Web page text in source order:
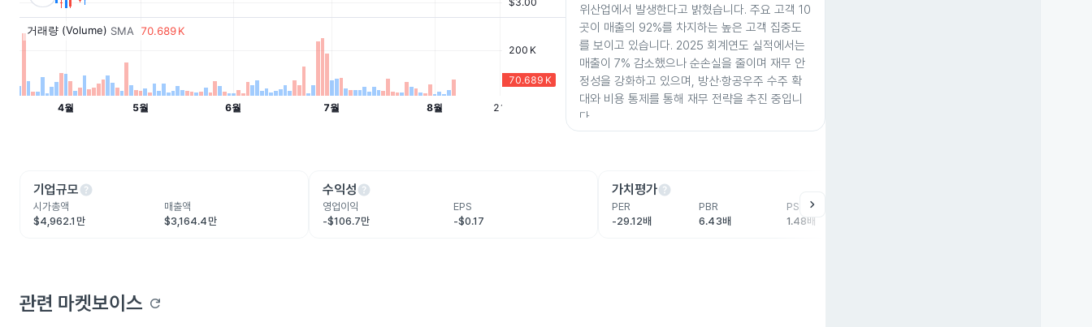
위산업에서 발생한다고 밝혔습니다. 주요 고객 10
곳이 매출의 92%를 차지하는 높은 고객 집중도
를 보이고 있습니다. 2025 회계연도 실적에서는
매출이 7% 감소했으나 순손실을 줄이며 재무 안
정성을 강화하고 있으며, 방산·항공우주 수주 확
대와 비용 통제를 통해 재무 전략을 추진 중입니
다.
powered by TradingView
기업규모help
시가총액
$4,962.1만
매출액
$3,164.4만
수익성help
영업이익
-$106.7만
EPS
-$0.17
가치평가help
PER
-29.12배
PBR
6.43배
PSR
1.48배
chevron_right
관련 마켓보이스 refresh